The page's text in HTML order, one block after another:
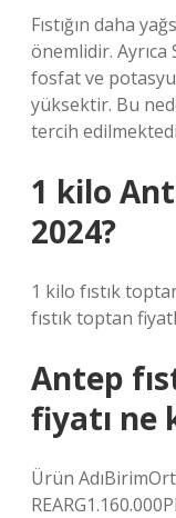
Fıstığın daha
önemlidir. Ayrıca
fosfat ve
yüksektir. Bu
tercih
1 kilo
2024?
1 kilo fıstık
fıstık toptan
Antep
fiyatı ne
Ürün